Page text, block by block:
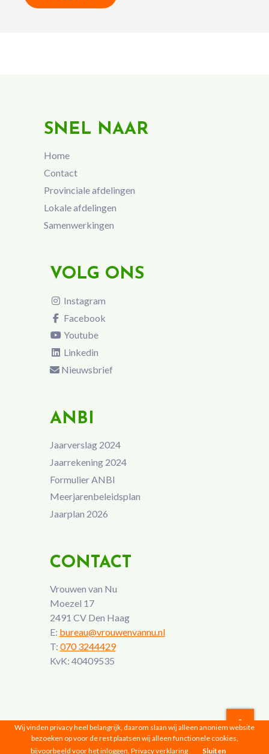
SNEL NAAR
Home
Contact
Provinciale afdelingen
Lokale afdelingen
Samenwerkingen
VOLG ONS
Instagram
Facebook
Youtube
Linkedin
Nieuwsbrief
ANBI
Jaarverslag 2024
Jaarrekening 2024
Formulier ANBI
Meerjarenbeleidsplan
Jaarplan 2026
CONTACT
Vrouwen van Nu
Moezel 17
2491 CV Den Haag
E: bureau@vrouwenvannu.nl
T: 070 3244429
KvK: 40409535
Vrouwen van Nu © 2026 |Privacyverklaring
Wij vinden privacy heel belangrijk, daarom slaan wij alleen anoniem website
bezoeken op voor de rest plaatsen wij alleen functionele cookies,
bijvoorbeeld voor het inloggen. Privacy verklaring Sluiten